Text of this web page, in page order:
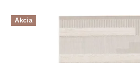
Akcia